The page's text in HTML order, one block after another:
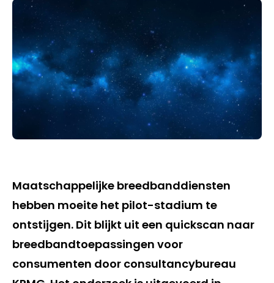
Maatschappelijke breedbanddiensten
hebben moeite het pilot-stadium te
ontstijgen. Dit blijkt uit een quickscan naar
breedbandtoepassingen voor
consumenten door consultancybureau